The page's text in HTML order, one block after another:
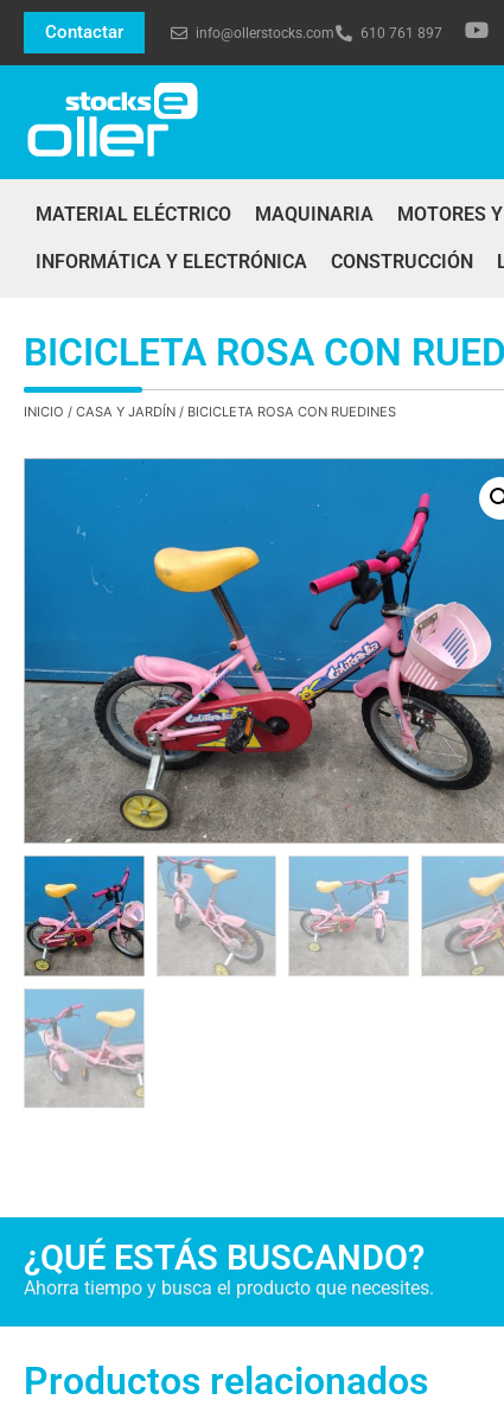
Contactar info@ollerstocks.com 610 761 897
MATERIAL ELÉCTRICO MAQUINARIA MOTORES
INFORMÁTICA Y ELECTRÓNICA CONSTRUCCIÓN
BICICLETA ROSA CON
INICIO / CASA Y JARDÍN / BICICLETA ROSA CON RUEDINES
¿QUÉ ESTÁS BUSCANDO?
Ahorra tiempo y busca el producto que necesites.
Productos relacionados